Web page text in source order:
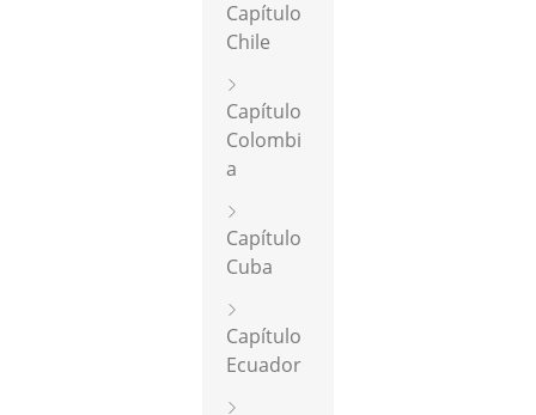
Capítulo
Chile
Capítulo
Colombi
a
Capítulo
Cuba
Capítulo
Ecuador